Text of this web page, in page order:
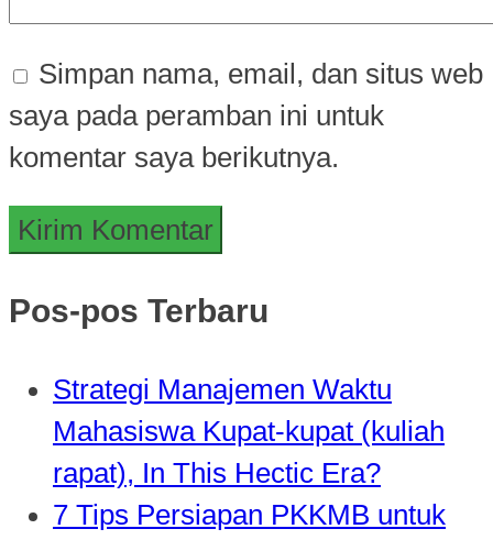
Simpan nama, email, dan situs web
saya pada peramban ini untuk
komentar saya berikutnya.
Pos-pos Terbaru
Strategi Manajemen Waktu
Mahasiswa Kupat-kupat (kuliah
rapat), In This Hectic Era?
7 Tips Persiapan PKKMB untuk